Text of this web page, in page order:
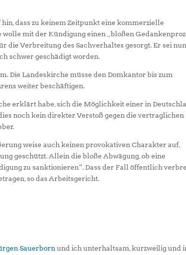
dass zu keinem Zeitpunkt eine kommerzielle
mit der Kündigung einen „bloßen
die Verbreitung des Sachverhaltes gesorgt. Er sei
schwer geschädigt worden.
Die Landeskirche müsse den Domkantor bis zum
weiter beschäftigen.
erklärt habe, sich die Möglichkeit einer in
noch kein direkter Verstoß gegen die vertraglichen
weise auch keinen provokativen Charakter auf,
geschützt. Allein die bloße Abwägung, ob eine
zu sanktionieren“. Dass der Fall öffentlich
so das Arbeitsgericht.
Sauerbornund ich unterhaltsam, kurzweilig und